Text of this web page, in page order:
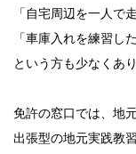
「自宅周辺を一人で
「車庫入れを練習した
という方も少なくあ
免許の窓口では、地
出張型の地元実践教